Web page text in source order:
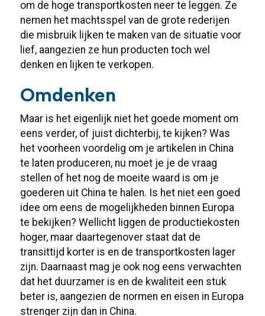
om de hoge transportkosten neer te leggen. Ze
nemen het machtsspel van de grote rederijen
die misbruik lijken te maken van de situatie voor
lief, aangezien ze hun producten toch wel
denken en lijken te verkopen.
Omdenken
Maar is het eigenlijk niet het goede moment om
eens verder, of juist dichterbij, te kijken? Was
het voorheen voordelig om je artikelen in China
te laten produceren, nu moet je je de vraag
stellen of het nog de moeite waard is om je
goederen uit China te halen. Is het niet een goed
idee om eens de mogelijkheden binnen Europa
te bekijken? Wellicht liggen de productiekosten
hoger, maar daartegenover staat dat de
transittijd korter is en de transportkosten lager
zijn. Daarnaast mag je ook nog eens verwachten
dat het duurzamer is en de kwaliteit een stuk
beter is, aangezien de normen en eisen in Europa
strenger zijn dan in China.